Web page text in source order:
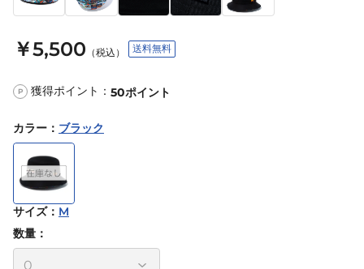
￥5,500 （税込） 送料無料
P 獲得ポイント： 50ポイント
カラー ： ブラック
サイズ： M
数量：